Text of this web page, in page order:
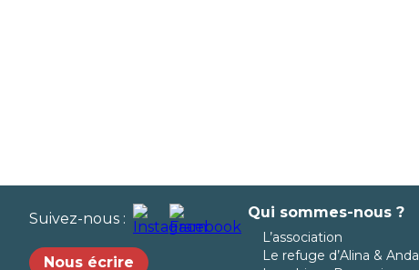
Suivez-nous :
Nous écrire
Qui sommes-nous ?
L’association
Le refuge d’Alina & Anda